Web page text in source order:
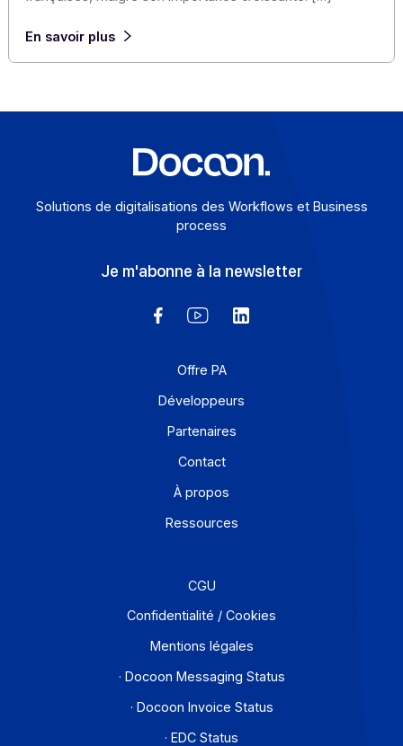
Articles
encore peu connu dans de nombreuses entreprises
françaises, malgré son importance croissante. […]
En savoir plus
Solutions de digitalisations des Workflows et
process
Offre PA
Développeurs
Partenaires
Contact